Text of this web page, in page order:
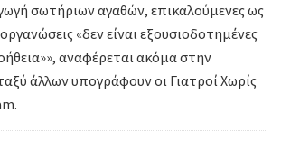
σωτήριων αγαθών, επικαλούμενες ως
«δεν είναι εξουσιοδοτημένες
αναφέρεται ακόμα στην
άλλων υπογράφουν οι Γιατροί Χωρίς